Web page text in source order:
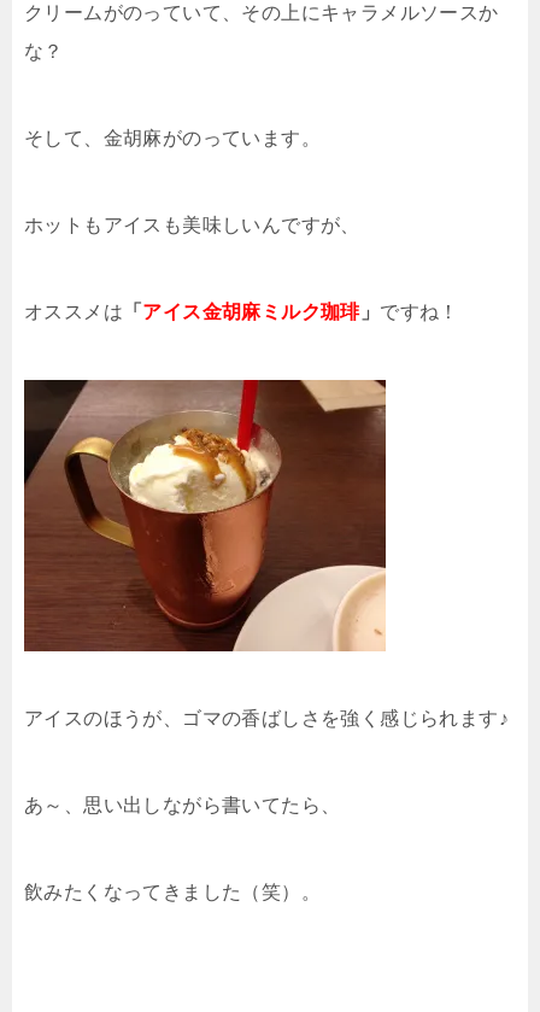
クリームがのっていて、その上にキャラメルソースか
な？
そして、金胡麻がのっています。
ホットもアイスも美味しいんですが、
オススメは 「 アイス金胡麻ミルク珈琲」 ですね！
アイスのほうが、ゴマの香ばしさを強く感じられます♪
あ～、思い出しながら書いてたら、
飲みたくなってきました（笑）。